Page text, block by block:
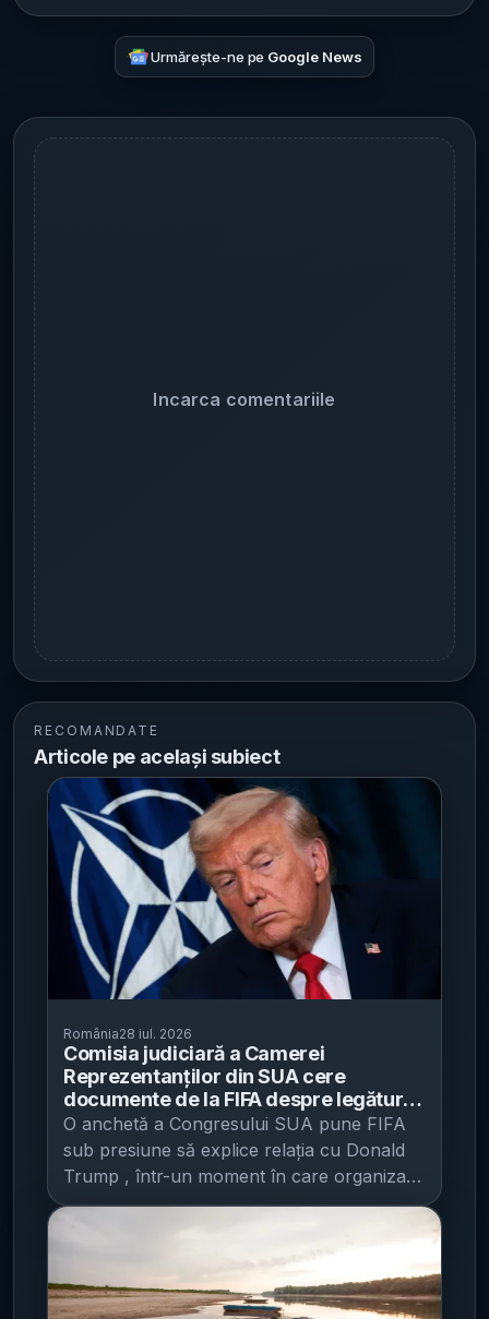
Urmărește-ne pe Google News
Incarca comentariile
RECOMANDATE
Articole pe același subiect
România28 iul. 2026
Comisia judiciară a Camerei
Reprezentanților din SUA cere
documente de la FIFA despre legăturile
cu Donald Trump - termen 9 august și
solicitare de interviu pentru Gianni
Infantino
O anchetă a Congresului SUA pune FIFA
sub presiune să explice relația cu Donald
Trump , într-un moment în care organizația
are interese majore legate de viitoare
competiții găzduite de Statele Unite, potrivit
Mediafax . Jamie Raskin, principalul
democrat din comisia judiciară a Camerei
Reprezentanților, i-a trimis o scrisoare